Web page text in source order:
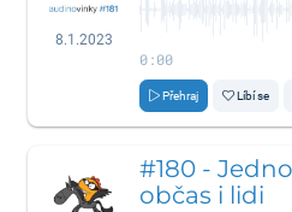
8.1.2023
0:00
Přehraj Líbí se
#180 -
občas i lidi